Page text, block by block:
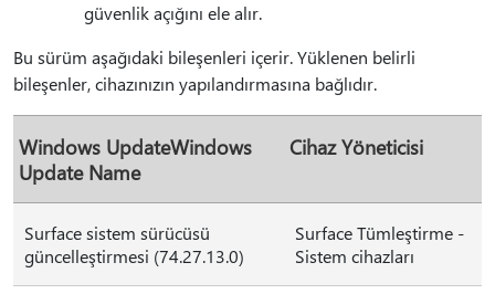
güvenlik açığını ele alır.
Bu sürüm aşağıdaki bileşenleri içerir. Yüklenen belirli
bileşenler, cihazınızın yapılandırmasına bağlıdır.
Windows UpdateWindows
Update Name
Cihaz Yöneticisi
Surface sistem sürücüsü
güncelleştirmesi (74.27.13.0)
Surface Tümleştirme -
Sistem cihazları